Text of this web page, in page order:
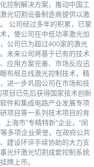
控制解决方案，推动中国工
光切割设备制造商提供以激
公司经过多年的积累，已掌
，使公司在中低功率激光加
公司已为超过400家的激光
未来公司将基于已有的技术
应用方案完善、市场反应迅
布局总线激光控制技术，精
进一步巩固公司在市场和技
目已先后获得国家技术创新
件和集成电路产业发展专项
项目等一系列技术项目的肯
海市“专精特新”企业，“闵
多项企业荣誉。在政府公共
建设环评手续协助的大力支
光纤激光切割成套控制系统
牌上市。